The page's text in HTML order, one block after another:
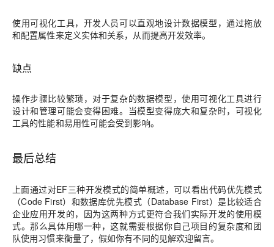
使用可视化工具，开发人员可以直观地设计数据模型，通过拖放
和配置属性来定义实体和关系，从而提高开发效率。
缺点
操作步骤比较繁琐，对于复杂的数据模型，使用可视化工具进行
设计和管理可能会变得困难。当模型变得庞大和复杂时，可视化
工具的性能和易用性可能会受到影响。
最后总结
上面通过对EF三种开发模式的简单概述，可以看出代码优先模式
（Code First）和数据库优先模式（Database First）是比较适合
企业应用开发的，因为这两种方式更符合我们实际开发的使用模
式。那么具体用哪一种，这就需要根据你自己项目的复杂度和团
队使用习惯来衡量了，假如你有不同的见解欢迎留言。